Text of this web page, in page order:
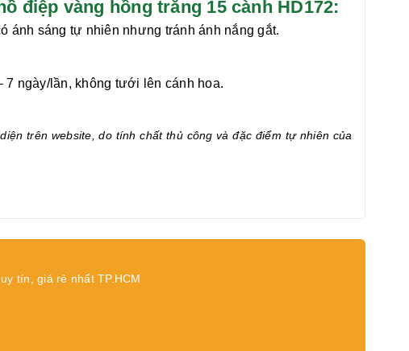
điệp vàng hồng trắng 15 cành HD172:
ánh sáng tự nhiên nhưng tránh ánh nắng gắt.
ngày/lần, không tưới lên cánh hoa.
trên website, do tính chất thủ công và đặc điểm tự nhiên của
tín, giá rẻ nhất TP.HCM